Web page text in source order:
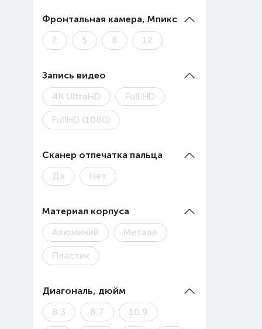
Фронтальная камера, Мпикс
2
5 8 12
Запись видео
4К UltraHD
Full HD
FullHD (1080)
Сканер отпечатка пальца
Да
Нет
Материал корпуса
Алюминий
Металл
Пластик
Диагональ, дюйм
8.3
8.7 10.9